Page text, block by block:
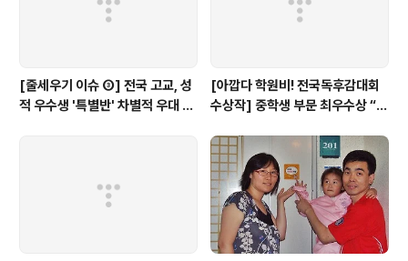
[줄세우기 이슈 ③] 전국 고교, 성
적 우수생 '특별반' 차별적 우대 심
[아깝다 학원비! 전국독후감대회
수상작] 중학생 부문 최우수상 “학